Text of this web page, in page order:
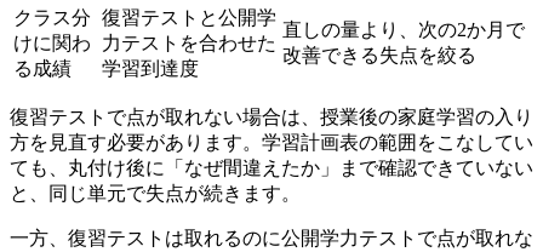
クラス分
けに関わ
る成績
復習テストと公開学
力テストを合わせた
学習到達度
直しの量より、次の2か月で
改善できる失点を絞る
復習テストで点が取れない場合は、授業後の家庭学習の入り
方を見直す必要があります。学習計画表の範囲をこなしてい
ても、丸付け後に「なぜ間違えたか」まで確認できていない
と、同じ単元で失点が続きます。
一方、復習テストは取れるのに公開学力テストで点が取れな